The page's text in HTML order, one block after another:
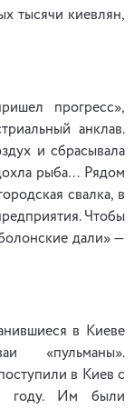
тысячи киевлян,
прогресс»,
анклав.
и сбрасывала
рыба… Рядом
свалка, в
Чтобы
дали» —
в Киеве
«пульманы».
в Киев с
году. Им были